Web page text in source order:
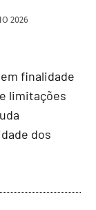
2026
finalidade
limitações
dos